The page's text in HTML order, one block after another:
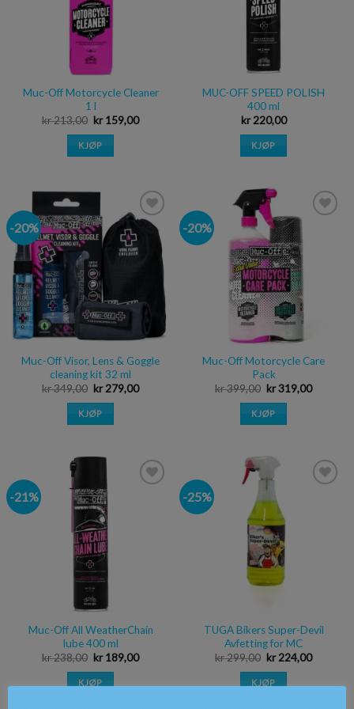
Muc-Off Motorcycle Cleaner
1 l
kr213,00 kr159,00
KJØP
MUC-OFF SPEED POLISH
400 ml
kr220,00
KJØP
-20%
Legg i
ønskeliste
Muc-Off Visor, Lens & Goggle
cleaning kit 32 ml
kr349,00 kr279,00
KJØP
-20%
ønskeliste
Muc-Off Motorcycle Care
Pack
kr399,00 kr319,00
KJØP
-21%
Muc-Off All WeatherChain
lube 400 ml
kr238,00 kr189,00
KJØP
-25%
TUGA Bikers Super-Devil
Avfetting for MC
kr299,00 kr224,00
KJØP